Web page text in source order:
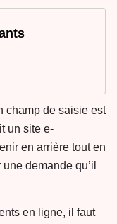
champ de saisie est
un site e-
en arrière tout en
demande qu’il
en ligne, il faut